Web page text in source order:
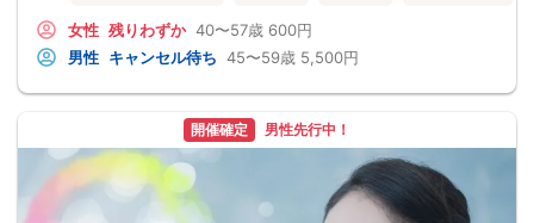
女性 残りわずか 40〜57歳 600円
男性 キャンセル待ち 45〜59歳 5,500円
開催確定 男性先行中！